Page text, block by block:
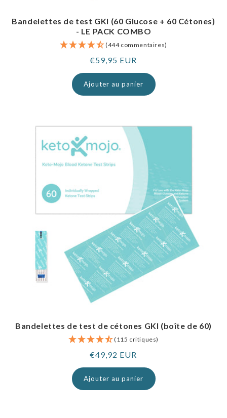
Bandelettes de test GKI (60 Glucose + 60 Cétones)
- LE PACK COMBO
(444 commentaires)
Prix
normal
€59,95 EUR
Ajouter au panier
Bandelettes de test de cétones GKI (boîte de 60)
(115 critiques)
Prix
normal
€49,92 EUR
Ajouter au panier